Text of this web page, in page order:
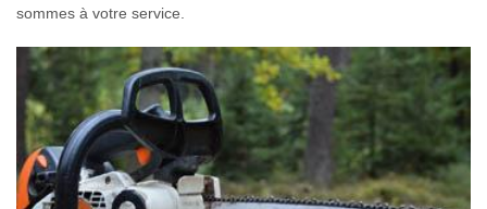
sommes à votre service.